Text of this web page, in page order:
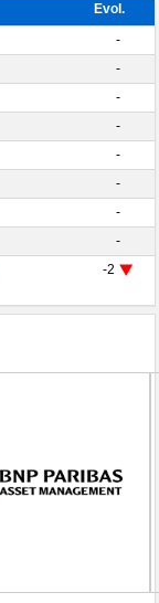
Evol.
-
-
-
-
-
-
-
-
-2